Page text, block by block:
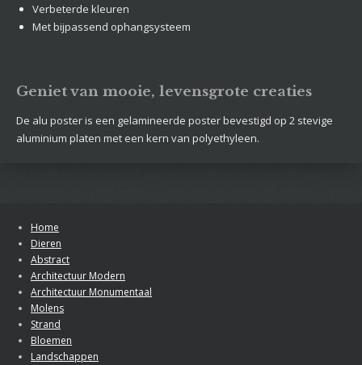
Verbeterde kleuren
Met bijpassend ophangsysteem
Geniet van mooie, levensgrote creaties
De alu poster is een gelamineerde poster bevestigd op 2 stevige
aluminium platen met een kern van polyethyleen.
Home
Dieren
Abstract
Architectuur Modern
Architectuur Monumentaal
Molens
Strand
Bloemen
Landschappen